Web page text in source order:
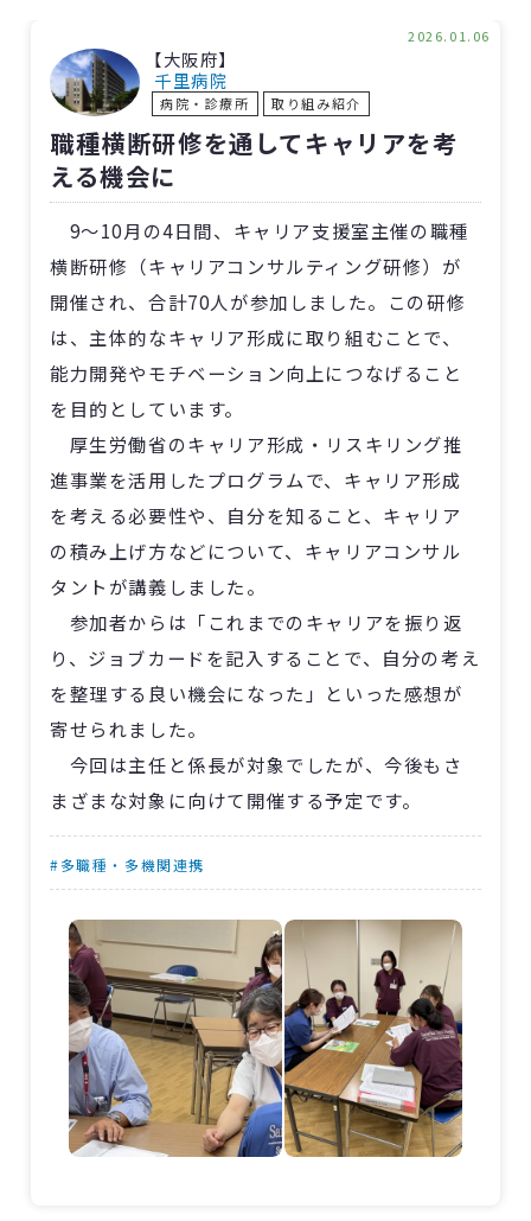
【大阪府】
千里病院
病院・診療所 取り組み紹介
2026.01.06
職種横断研修を通してキャリアを考
える機会に
9～10月の4日間、キャリア支援室主催の職種
横断研修（キャリアコンサルティング研修）が
開催され、合計70人が参加しました。この研修
は、主体的なキャリア形成に取り組むことで、
能力開発やモチベーション向上につなげること
を目的としています。
厚生労働省のキャリア形成・リスキリング推
進事業を活用したプログラムで、キャリア形成
を考える必要性や、自分を知ること、キャリア
の積み上げ方などについて、キャリアコンサル
タントが講義しました。
参加者からは「これまでのキャリアを振り返
り、ジョブカードを記入することで、自分の考え
を整理する良い機会になった」といった感想が
寄せられました。
今回は主任と係長が対象でしたが、今後もさ
まざまな対象に向けて開催する予定です。
#多職種・多機関連携